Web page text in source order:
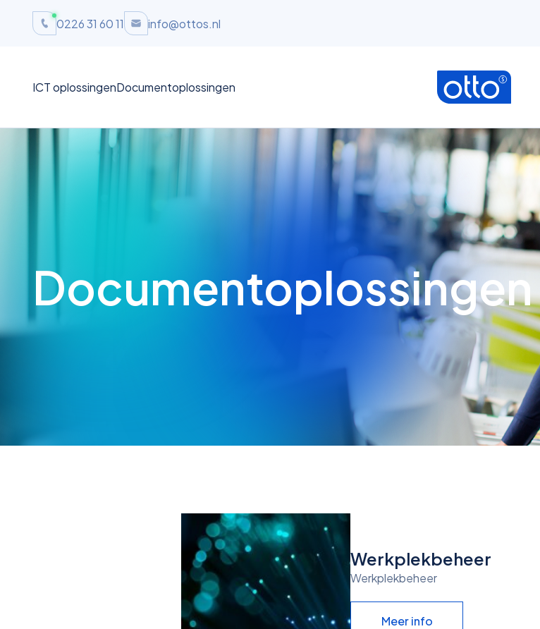
0226 31 60 11 info@ottos.nl
ICT oplossingenDocumentoplossingen
Documentoplossingen
Werkplekbeheer
Werkplekbeheer
Meer info